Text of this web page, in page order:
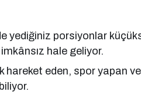
yediğiniz porsiyonlar
hale geliyor.
eden, spor yapan